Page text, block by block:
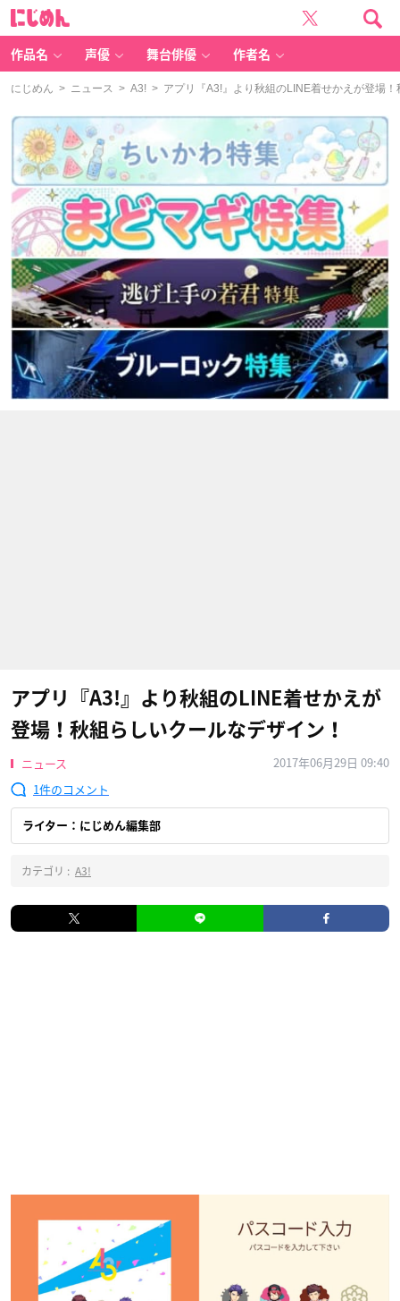
作品名 声優 舞台俳優 作者名
にじめん > ニュース > A3! > アプリ『A3!』より秋組のLINE着せかえが登場
アプリ『A3!』より秋組のLINE着せかえが
登場！秋組らしいクールなデザイン！
ニュース
2017年06月29日 09:40
1
ライター：にじめん編集部
カテゴリ : A3!